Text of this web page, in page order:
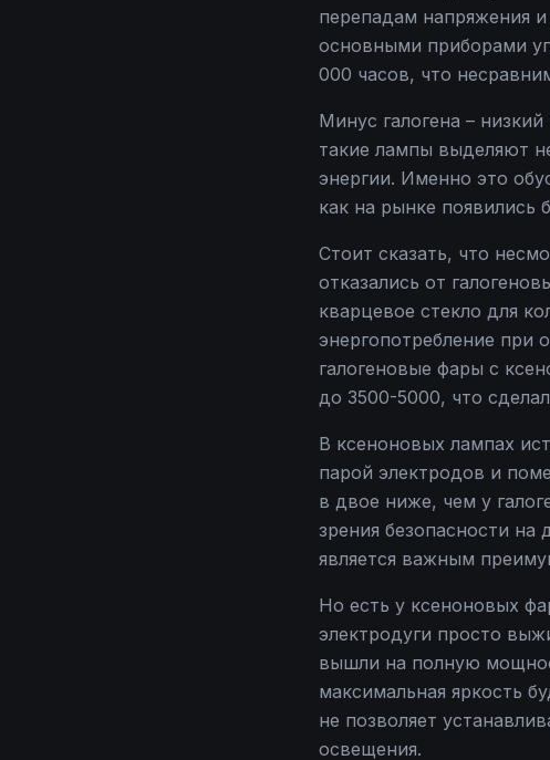
перепадам напряжения
основными приборами
000 часов, что
Минус галогена –
такие лампы выделяют
энергии. Именно это
как на рынке появились
Стоит сказать, что
отказались от
кварцевое стекло для
энергопотребление при
галогеновые фары с
до 3500-5000, что
В ксеноновых лампах
парой электродов и
в двое ниже, чем у
зрения безопасности на
является важным
Но есть у ксеноновых
электродуги просто
вышли на полную
максимальная яркость
не позволяет
освещения.